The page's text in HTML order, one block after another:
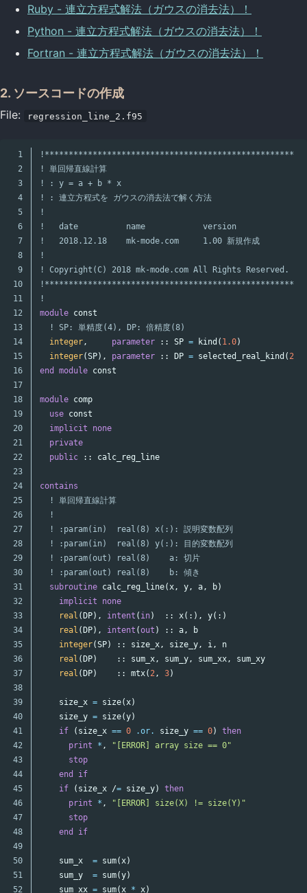
Ruby - 連立方程式解法（ガウスの消去法）！
Python - 連立方程式解法（ガウスの消去法）！
Fortran - 連立方程式解法（ガウスの消去法）！
2. ソースコードの作成
File: regression_line_2.f95
1
2
3
4
5
6
7
8
9
10
11
12
13
14
15
16
17
18
19
20
21
22
23
24
25
26
27
28
29
30
31
32
33
34
35
36
37
38
39
40
41
42
43
44
45
46
47
48
49
50
51
52
!****************************************************
! 単回帰直線計算
! : y = a + b * x
! : 連立方程式を ガウスの消去法で解く方法
!
!   date          name            version
!   2018.12.18    mk-mode.com     1.00 新規作成
!
! Copyright(C) 2018 mk-mode.com All Rights Reserved.
!****************************************************
!
module const
! SP: 単精度(4), DP: 倍精度(8)
integer, parameter :: SP = kind ( 1.0)
integer(SP), parameter :: DP = selected_real_kind ( 2
end
module const
module comp
use const
implicit
none
private
public
:: calc_reg_line
contains
! 単回帰直線計算
!
! :param(in)  real(8) x(:): 説明変数配列
! :param(in)  real(8) y(:): 目的変数配列
! :param(out) real(8)    a: 切片
! :param(out) real(8)    b: 傾き
subroutine calc_reg_line(x, y, a, b)
implicit
none
real ( DP), intent ( in) :: x(:), y(:)
real ( DP), intent (out ) :: a,
b
integer(SP) :: size_x, size_y, i,
n
real ( DP) :: sum_x, sum_y, sum_xx,
sum_xy
real ( DP) :: mtx( 2, 3)
size_x = size(x)
size_y = size(y)
if
( size_x == 0 .or. size_y == 0)
then
print
* ,
"[ERROR] array size == 0"
stop
end
if
if
( size_x /= size_y)
then
print
* ,
"[ERROR] size(X) != size(Y)"
stop
end
if
sum_x = sum(x)
sum_y
= sum(y)
sum_xx = sum(x * x)